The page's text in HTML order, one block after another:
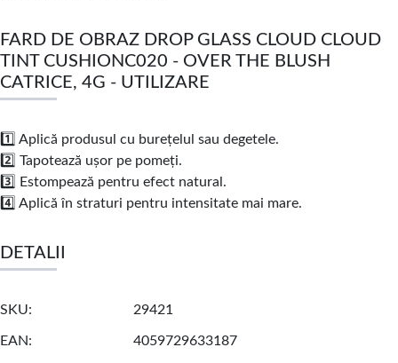
FARD DE OBRAZ DROP GLASS CLOUD CLOUD
TINT CUSHIONC020 - OVER THE BLUSH
CATRICE, 4G - UTILIZARE
1️⃣ Aplică produsul cu burețelul sau degetele.
2️⃣ Tapotează ușor pe pomeți.
3️⃣ Estompează pentru efect natural.
4️⃣ Aplică în straturi pentru intensitate mai mare.
DETALII
SKU 29421
EAN 4059729633187